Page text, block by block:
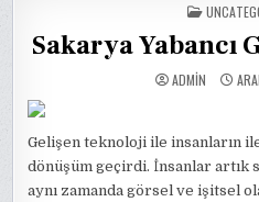
POSTED
IN
Sakarya Yabancı
ADMIN
Gelişen teknoloji ile insanların
dönüşüm geçirdi. İnsanlar artık
aynı zamanda görsel ve işitsel